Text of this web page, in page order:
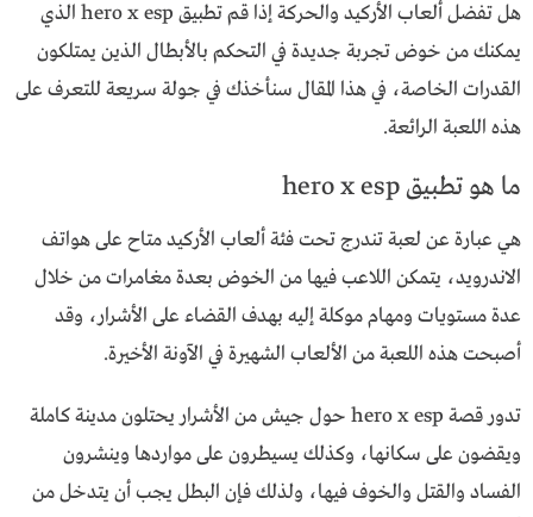
هل تفضل ألعاب الأركيد والحركة إذا قم تطبيق hero x esp الذي
يمكنك من خوض تجربة جديدة في التحكم بالأبطال الذين يمتلكون
القدرات الخاصة، في هذا المقال سنأخذك في جولة سريعة للتعرف على
هذه اللعبة الرائعة.
ما هو تطبيق hero x esp
هي عبارة عن لعبة تندرج تحت فئة ألعاب الأركيد متاح على هواتف
الاندرويد، يتمكن اللاعب فيها من الخوض بعدة مغامرات من خلال
عدة مستويات ومهام موكلة إليه بهدف القضاء على الأشرار، وقد
أصبحت هذه اللعبة من الألعاب الشهيرة في الآونة الأخيرة.
تدور قصة hero x esp حول جيش من الأشرار يحتلون مدينة كاملة
ويقضون على سكانها، وكذلك يسيطرون على مواردها وينشرون
الفساد والقتل والخوف فيها، ولذلك فإن البطل يجب أن يتدخل من